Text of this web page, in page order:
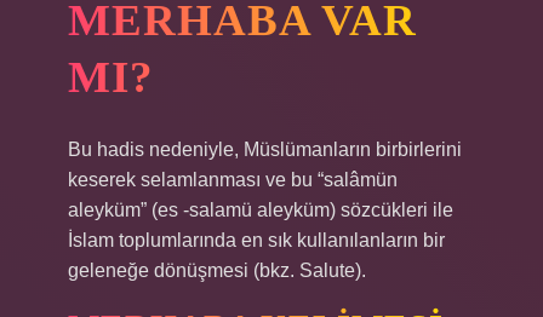
MERHABA VAR
MI?
Bu hadis nedeniyle, Müslümanların birbirlerini
keserek selamlanması ve bu “salâmün
aleyküm” (es -salamü aleyküm) sözcükleri ile
İslam toplumlarında en sık kullanılanların bir
geleneğe dönüşmesi (bkz. Salute).